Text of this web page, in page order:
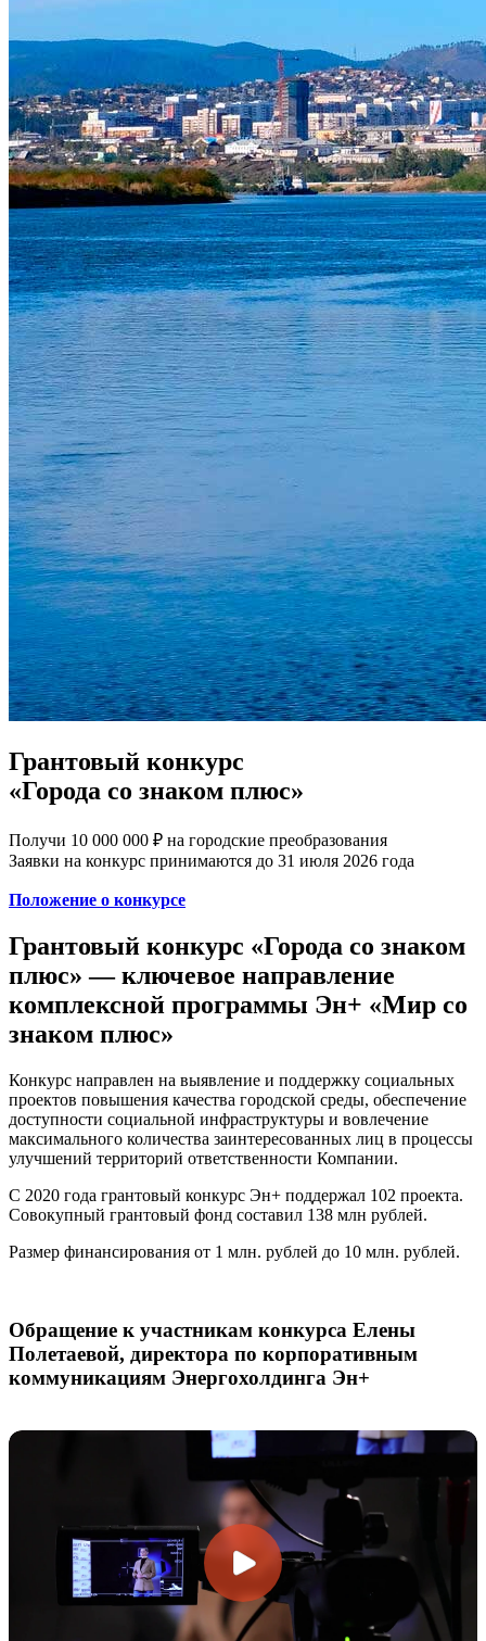
Грантовый конкурс
«Города со знаком плюс»
Получи 10 000 000 ₽ на городские преобразования
Заявки на конкурс принимаются до 31 июля 2026 года
Положение о конкурсе
Грантовый конкурс «Города со знаком
плюс» — ключевое направление
комплексной программы Эн+ «Мир со
знаком плюс»
Конкурс направлен на выявление и поддержку социальных
проектов повышения качества городской среды, обеспечение
доступности социальной инфраструктуры и вовлечение
максимального количества заинтересованных лиц в процессы
улучшений территорий ответственности Компании.
С 2020 года грантовый конкурс Эн+ поддержал 102 проекта.
Совокупный грантовый фонд составил 138 млн рублей.
Размер финансирования от 1 млн. рублей до 10 млн. рублей.
Обращение к участникам конкурса Елены
Полетаевой, директора по корпоративным
коммуникациям Энергохолдинга Эн+